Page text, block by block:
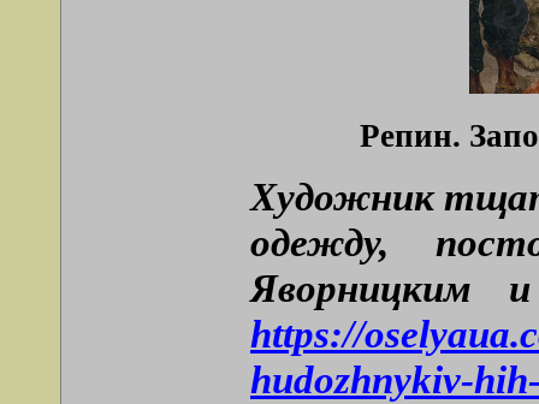
Репин.
Художник
одежду,
Яворницким
https://
hudozhnykiv-